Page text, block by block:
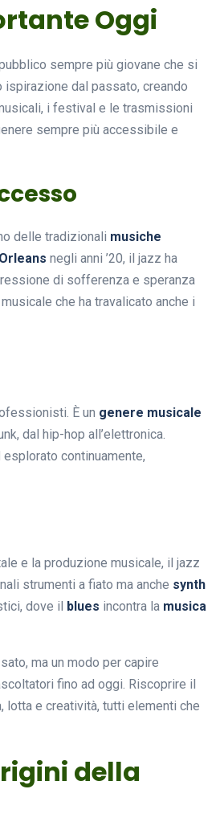
Oggi
sempre più giovane che si
ispirazione dal passato, creando
i festival e le trasmissioni
sempre più accessibile e
delle tradizionali musiche
negli anni ’20, il jazz ha
di sofferenza e speranza
che ha travalicato anche i
È un genere musicale
dal hip-hop all’elettronica.
continuamente,
e la produzione musicale, il jazz
strumenti a fiato ma anche synth
dove il blues incontra la musica
ma un modo per capire
fino ad oggi. Riscoprire il
lotta e creatività, tutti elementi che
della
Musica
cura dei disturbi del sonno
18 Febbraio 2025